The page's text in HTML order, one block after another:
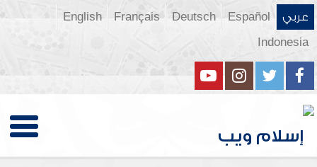
عربي Español
Deutsch
Français
English
Indonesia